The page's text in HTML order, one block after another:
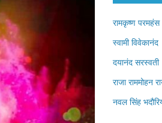
रामकृष्ण परमहंस
स्वामी विवेकानंद
दयानंद सरस्वती
राजा राममोहन
नवल सिंह